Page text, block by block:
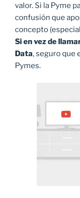
valor. Si la Pyme
confusión que
concepto
Si en vez de
Data, seguro que
Pymes.